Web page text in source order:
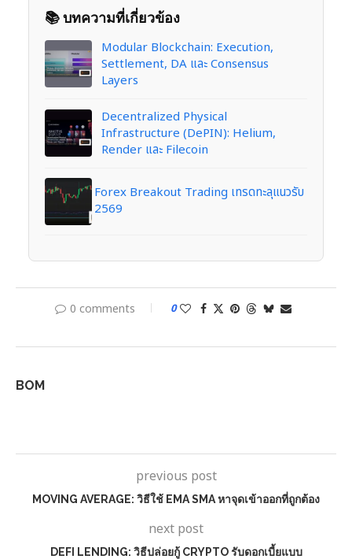
📚 บทความที่เกี่ยวข้อง
Modular Blockchain: Execution,
Settlement, DA และ Consensus
Layers
Decentralized Physical
Infrastructure (DePIN): Helium,
Render และ Filecoin
Forex Breakout Trading เทรดทะลุแนวรับ
2569
0 comments 0
BOM
previous post
MOVING AVERAGE: วิธีใช้ EMA SMA หาจุดเข้าออกที่ถูกต้อง
next post
DEFI LENDING: วิธีปล่อยกู้ CRYPTO รับดอกเบี้ยแบบ